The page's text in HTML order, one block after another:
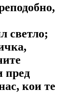
светло;
пред
кои те